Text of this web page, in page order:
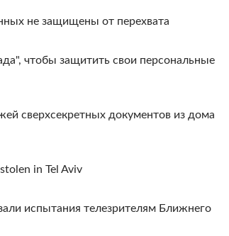
не защищены от перехвата
чтобы защитить свои персональные
сверхсекретных документов из дома
in Tel Aviv
испытания телезрителям Ближнего